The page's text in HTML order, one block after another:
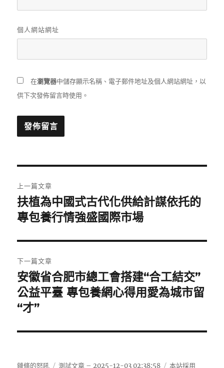
個人網站網址
在瀏覽器中儲存顯示名稱、電子郵件地址及個人網站網址，以
供下次發佈留言時使用。
章
導
覽
上一篇文章
上
一
文
章:
扶植為中國式古代化供給計謀依托的
專包養行情強盛國際市場
下一篇文章
下
一
篇
章:
安徽省合肥市總工會搭建“合工結交”
公益平臺 專包養網心得用愛為城市留
“才”
鏈條的怒吼 測試文章 – 2025-12-03 02:38:58 本站採用